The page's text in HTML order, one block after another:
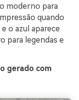
moderno para
quando
o azul aparece
para legendas e
gerado com